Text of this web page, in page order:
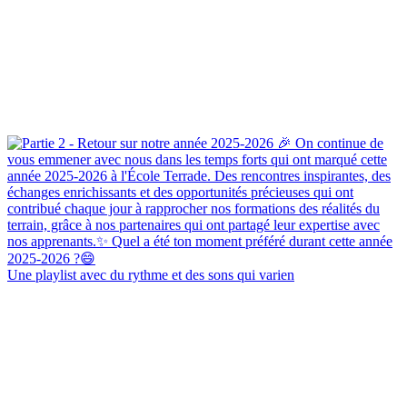
Une playlist avec du rythme et des sons qui varien